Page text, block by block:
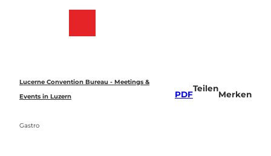
Lucerne Convention Bureau - Meetings &
Events in Luzern
Gastro
PDF
Teilen
Merken